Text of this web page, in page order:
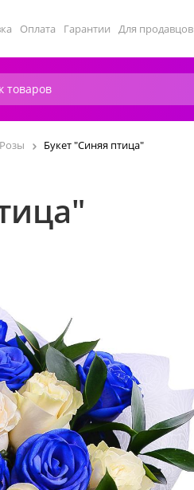
Оплата Гарантии Для продавцов
Розы Букет "Синяя птица"